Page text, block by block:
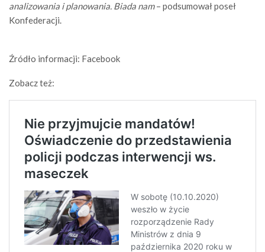
analizowania i planowania. Biada nam– podsumował poseł
Konfederacji.
Źródło informacji: Facebook
Zobacz też: